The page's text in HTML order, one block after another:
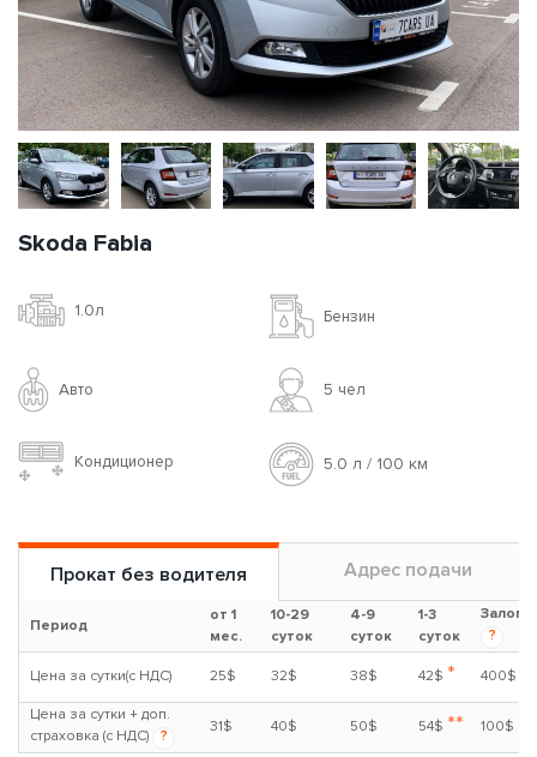
Skoda Fabia
1.0л Бензин
Авто 5 чел
Кондиционер 5.0 л / 100 км
Прокат без водителя Адрес подачи
Период
от 1
мес.
10-29
суток
4-9
суток
1-3
суток
Залог
?
Цена за сутки(с НДС) 25$ 32$ 38$ 42$ * 400$
Цена за сутки + доп.
страховка (с НДС)
?
31$ 40$ 50$ 54$ ** 100$